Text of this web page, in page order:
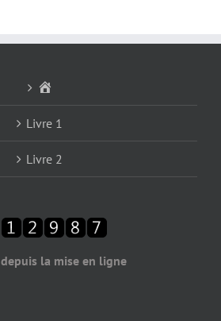
Livre 1
Livre 2
la mise en ligne